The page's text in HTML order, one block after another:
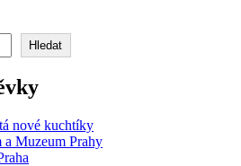
Hledat
nové kuchtíky
a Muzeum Prahy